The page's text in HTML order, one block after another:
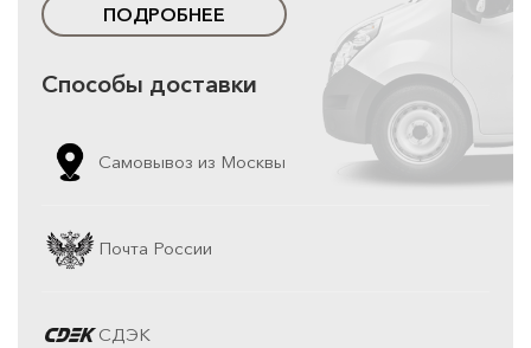
ПОДРОБНЕЕ
Способы доставки
Самовывоз из Москвы
Почта России
СДЭК